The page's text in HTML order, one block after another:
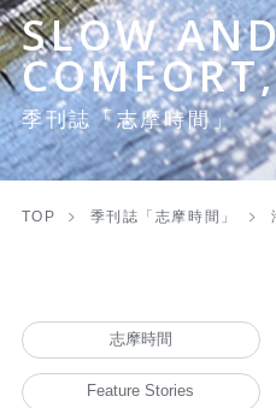
SLOW
季刊誌「志摩時間」
TOP 季刊誌「志摩時間」
志摩時間
Feature Stories